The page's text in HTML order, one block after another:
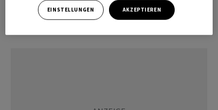
seien "weit vorangeschritten", hiess es im April dazu.
Ursprünglich hatte die UBS die Auseinandersetzung gar
EINSTELLUNGEN AKZEPTIEREN